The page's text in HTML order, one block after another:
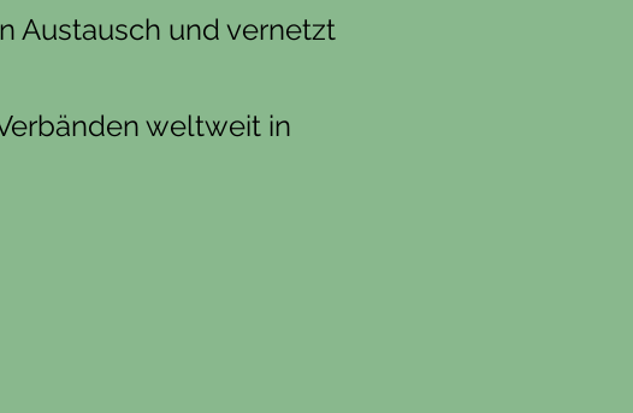
Austausch und vernetzt
weltweit in